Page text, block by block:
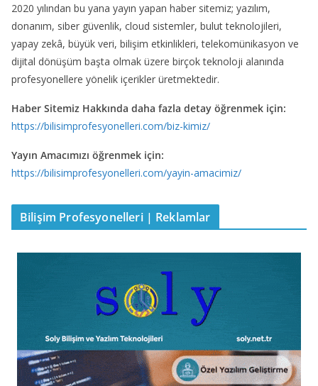
2020 yılından bu yana yayın yapan haber sitemiz; yazılım,
donanım, siber güvenlik, cloud sistemler, bulut teknolojileri,
yapay zekâ, büyük veri, bilişim etkinlikleri, telekomünikasyon ve
dijital dönüşüm başta olmak üzere birçok teknoloji alanında
profesyonellere yönelik içerikler üretmektedir.
Haber Sitemiz Hakkında daha fazla detay öğrenmek için:
https://bilisimprofesyonelleri.com/biz-kimiz/
Yayın Amacımızı öğrenmek için:
https://bilisimprofesyonelleri.com/yayin-amacimiz/
Bilişim Profesyonelleri | Reklamlar